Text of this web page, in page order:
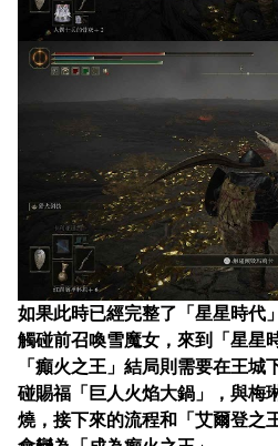
如果此時已經完整了「星星時代
觸碰前召喚雪魔女，來到「星星
「癲火之王」結局則需要在王
碰賜福「巨人火焰大鍋」，與梅
燒，接下來的流程和「艾爾登之